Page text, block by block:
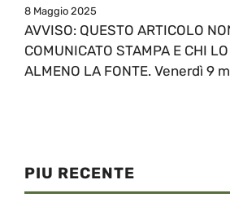
8 Maggio 2025
AVVISO: QUESTO ARTICOLO
COMUNICATO STAMPA E CHI
ALMENO LA FONTE. Venerdì 9
PIU RECENTE